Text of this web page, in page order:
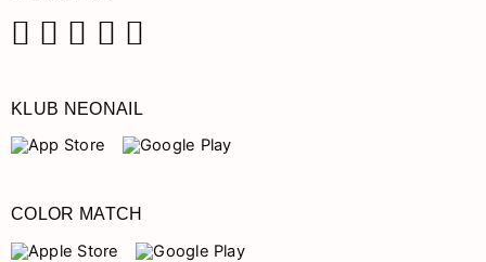
KLUB NEONAIL
COLOR MATCH